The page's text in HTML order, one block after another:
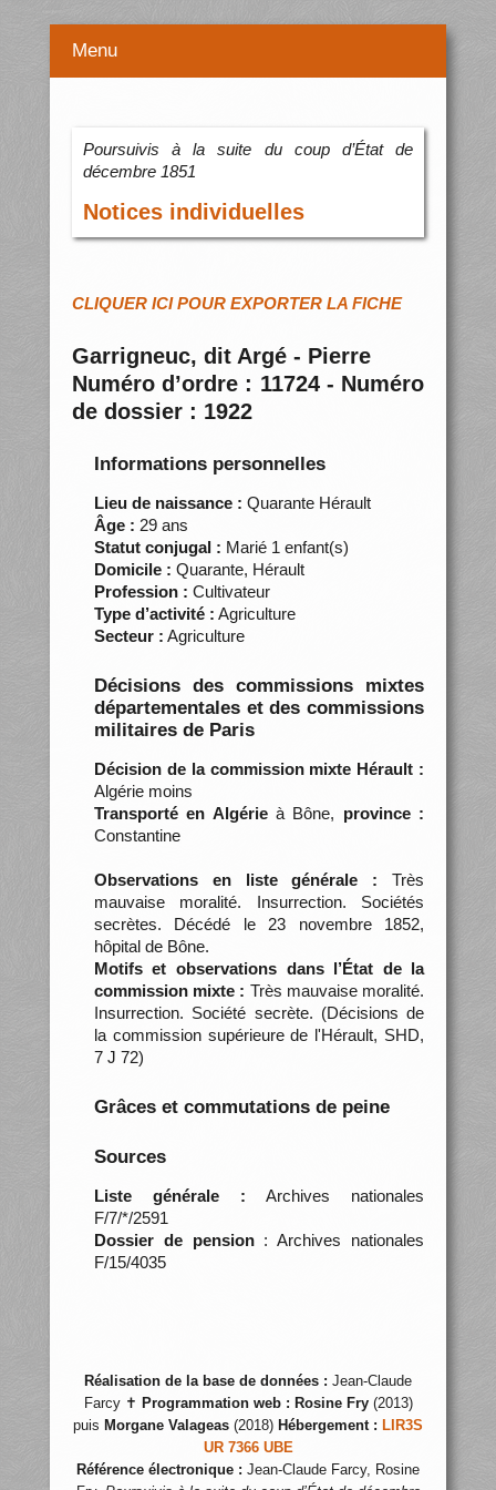
Menu
Poursuivis à la suite du coup d’État de
décembre 1851
Notices individuelles
CLIQUER ICI POUR EXPORTER LA FICHE
Garrigneuc, dit Argé - Pierre
Numéro d’ordre : 11724 - Numéro
de dossier : 1922
Informations personnelles
Lieu de naissance : Quarante Hérault
Âge : 29 ans
Statut conjugal : Marié 1 enfant(s)
Domicile : Quarante, Hérault
Profession : Cultivateur
Type d’activité : Agriculture
Secteur : Agriculture
Décisions des commissions mixtes
départementales et des commissions
militaires de Paris
Décision de la commission mixte Hérault :
Algérie moins
Transporté en Algérieà Bône, province :
Constantine
Observations en liste générale : Très
mauvaise moralité. Insurrection. Sociétés
secrètes. Décédé le 23 novembre 1852,
hôpital de Bône.
Motifs et observations dans l’État de la
commission mixte : Très mauvaise moralité.
Insurrection. Société secrète. (Décisions de
la commission supérieure de l'Hérault, SHD,
7 J 72)
Grâces et commutations de peine
Sources
Liste générale : Archives nationales
F/7/*/2591
Dossier de pension: Archives nationales
F/15/4035
Réalisation de la base de données : Jean-Claude
Farcy ✝ Programmation web : Rosine Fry(2013)
puis Morgane Valageas (2018) Hébergement : LIR3S
UR 7366 UBE
Référence électronique : Jean-Claude Farcy, Rosine